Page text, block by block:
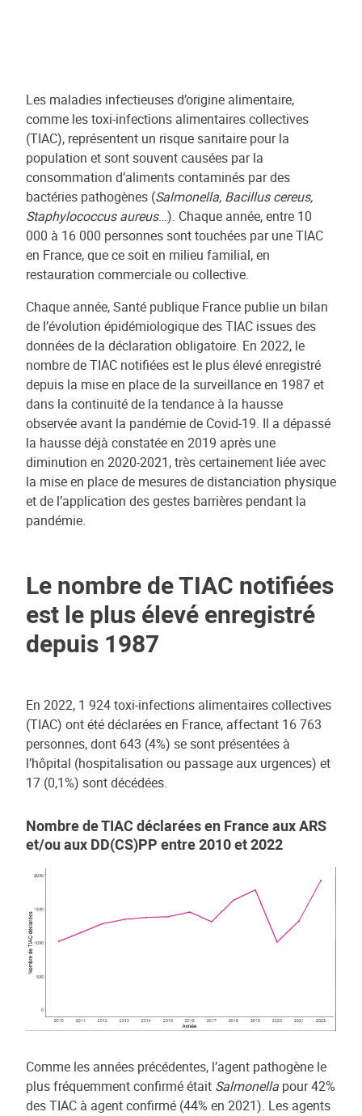
Les maladies infectieuses d’origine alimentaire,
comme les toxi-infections alimentaires collectives
(TIAC), représentent un risque sanitaire pour la
population et sont souvent causées par la
consommation d’aliments contaminés par des
bactéries pathogènes (Salmonella, Bacillus cereus,
Staphylococcus aureus…). Chaque année, entre 10
000 à 16 000 personnes sont touchées par une TIAC
en France, que ce soit en milieu familial, en
restauration commerciale ou collective.
Chaque année, Santé publique France publie un bilan
de l’évolution épidémiologique des TIAC issues des
données de la déclaration obligatoire. En 2022, le
nombre de TIAC notifiées est le plus élevé enregistré
depuis la mise en place de la surveillance en 1987 et
dans la continuité de la tendance à la hausse
observée avant la pandémie de Covid-19. Il a dépassé
la hausse déjà constatée en 2019 après une
diminution en 2020-2021, très certainement liée avec
la mise en place de mesures de distanciation physique
et de l’application des gestes barrières pendant la
pandémie.
Le nombre de TIAC notifiées
est le plus élevé enregistré
depuis 1987
En 2022, 1 924 toxi-infections alimentaires collectives
(TIAC) ont été déclarées en France, affectant 16 763
personnes, dont 643 (4%) se sont présentées à
l’hôpital (hospitalisation ou passage aux urgences) et
17 (0,1%) sont décédées.
Nombre de TIAC déclarées en France aux ARS
et/ou aux DD(CS)PP entre 2010 et 2022
Comme les années précédentes, l’agent pathogène le
plus fréquemment confirmé était Salmonella pour 42%
des TIAC à agent confirmé (44% en 2021). Les agents